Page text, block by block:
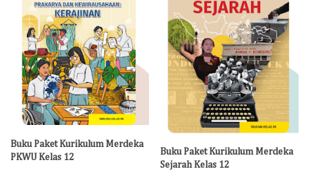
Buku Paket Kurikulum Merdeka
PKWU Kelas 12
Buku Paket Kurikulum Merdeka
Sejarah Kelas 12